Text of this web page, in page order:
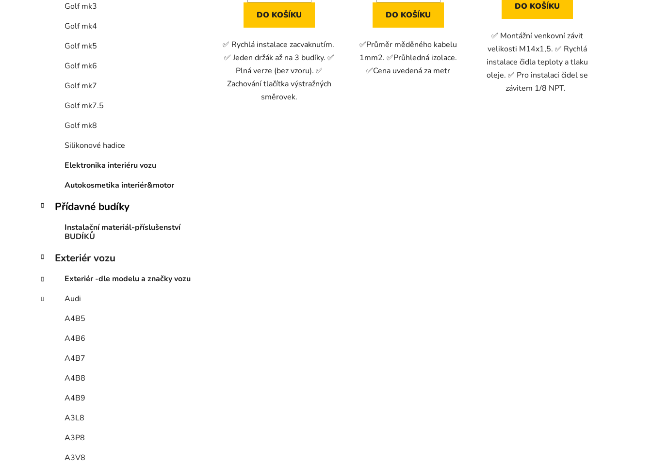
Golf mk3
Golf mk4
Golf mk5
Golf mk6
Golf mk7
Golf mk7.5
Golf mk8
Silikonové hadice
Elektronika interiéru vozu
Autokosmetika interiér&motor
Přídavné budíky
Instalační materiál-příslušenství
BUDÍKŮ
Exteriér vozu
Exteriér -dle modelu a značky vozu
Audi
A4B5
A4B6
A4B7
A4B8
A4B9
A3L8
A3P8
A3V8
DO KOŠÍKU
✅ Rychlá instalace zacvaknutím.
✅ Jeden držák až na 3 budíky. ✅
Plná verze (bez vzoru). ✅
Zachování tlačítka výstražných
směrovek.
DO KOŠÍKU
✅Průměr měděného kabelu
1mm2. ✅Průhledná izolace.
✅Cena uvedená za metr
DO KOŠÍKU
✅ Montážní venkovní závit
velikosti M14x1,5. ✅ Rychlá
instalace čidla teploty a tlaku
oleje. ✅ Pro instalaci čidel se
závitem 1/8 NPT.